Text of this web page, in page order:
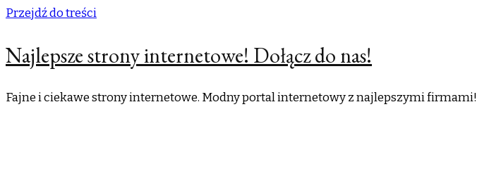
Przejdź do treści
Najlepsze strony internetowe! Dołącz do nas!
Fajne i ciekawe strony internetowe. Modny portal internetowy z najlepszymi firmami!